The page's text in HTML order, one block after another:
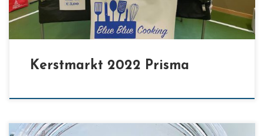
Kerstmarkt 2022 Prisma